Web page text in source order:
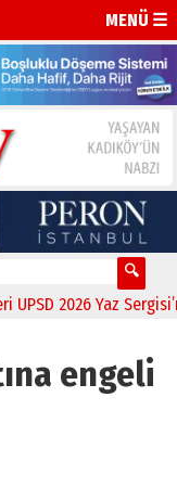
MENÜ ☰
2026 Yaz
engeli